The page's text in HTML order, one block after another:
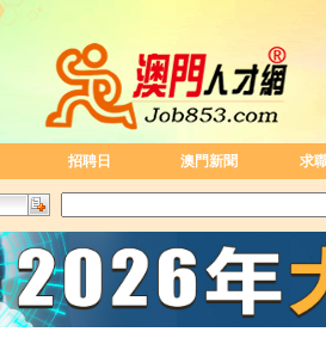
招聘日 澳門新聞 求